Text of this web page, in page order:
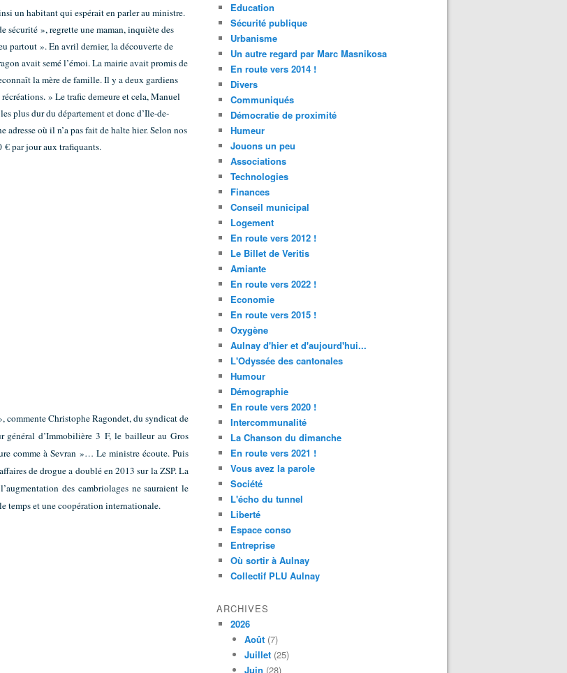
un habitant qui espérait en parler au ministre.
sécurité », regrette une maman, inquiète des
partout ». En avril dernier, la découverte de
avait semé l’émoi. La mairie avait promis de
la mère de famille. Il y a deux gardiens
» Le trafic demeure et cela, Manuel
plus dur du département et donc d’Ile-de-
où il n’a pas fait de halte hier. Selon nos
par jour aux trafiquants.
commente Christophe Ragondet, du syndicat de
d’Immobilière 3 F, le bailleur au Gros
comme à Sevran »… Le ministre écoute. Puis
de drogue a doublé en 2013 sur la ZSP. La
des cambriolages ne sauraient le
temps et une coopération internationale.
Education
Sécurité publique
Urbanisme
Un autre regard par Marc Masnikosa
En route vers 2014 !
Divers
Communiqués
Démocratie de proximité
Humeur
Jouons un peu
Associations
Technologies
Finances
Conseil municipal
Logement
En route vers 2012 !
Le Billet de Veritis
Amiante
En route vers 2022 !
Economie
En route vers 2015 !
Oxygène
Aulnay d'hier et d'aujourd'hui...
L'Odyssée des cantonales
Humour
Démographie
En route vers 2020 !
Intercommunalité
La Chanson du dimanche
En route vers 2021 !
Vous avez la parole
Société
L'écho du tunnel
Liberté
Espace conso
Entreprise
Où sortir à Aulnay
Collectif PLU Aulnay
ARCHIVES
2026
Août (7)
Juillet (25)
Juin (28)